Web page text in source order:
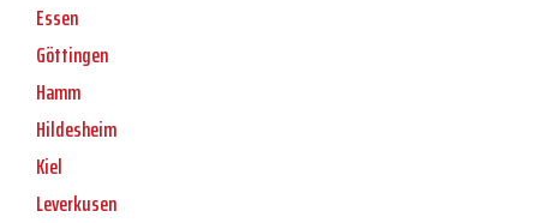
Essen
Göttingen
Hamm
Hildesheim
Kiel
Leverkusen